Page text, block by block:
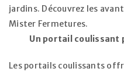
jardins. Découvrez les
Mister Fermetures.
Un portail coulissant
Les portails coulissants